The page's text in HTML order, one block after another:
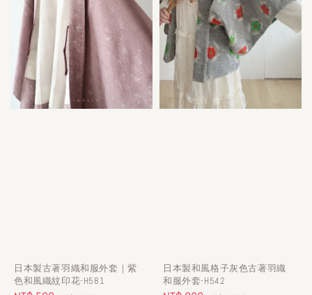
日本製古著羽織和服外套｜紫
色和風織紋印花-H581
日本製和風格子灰色古著羽織
和服外套-H542